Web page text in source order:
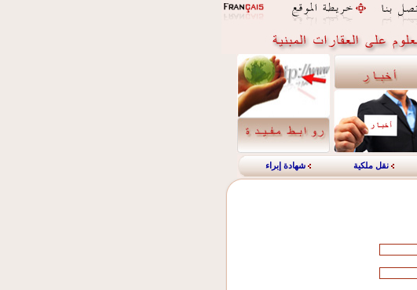
نقل ملكية شهادة إبراء